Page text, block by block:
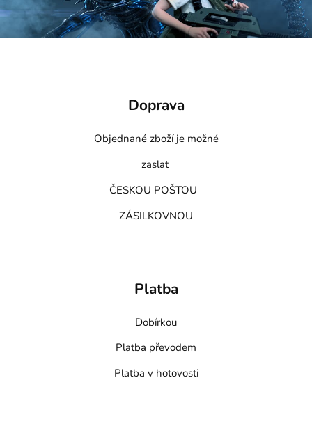
Doprava
Objednané zboží je možné
zaslat
ČESKOU POŠTOU
ZÁSILKOVNOU
Platba
Dobírkou
Platba převodem
Platba v hotovosti